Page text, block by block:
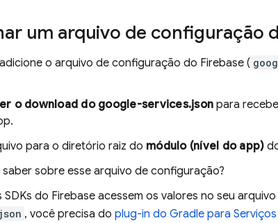
um arquivo de configuração
adicione o arquivo de configuração do Firebase (
o download do google-services.json para
para o diretório raiz do módulo (nível do app)
sobre esse arquivo de configuração?
SDKs do Firebase acessem os valores no seu
, você precisa do plug-in do Gradle para